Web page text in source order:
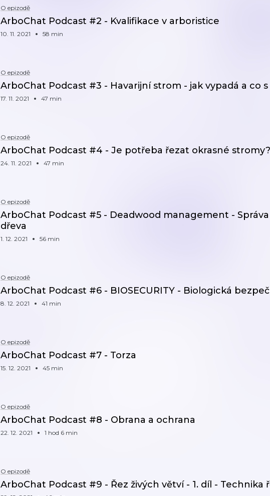
O epizodě
ArboChat Podcast #2 - Kvalifikace v arboristice
10. 11. 2021 58 min
O epizodě
ArboChat Podcast #3 - Havarijní strom - jak vypadá a co
17. 11. 2021 47 min
O epizodě
ArboChat Podcast #4 - Je potřeba řezat okrasné
24. 11. 2021 47 min
O epizodě
ArboChat Podcast #5 - Deadwood management -
dřeva
1. 12. 2021 56 min
O epizodě
ArboChat Podcast #6 - BIOSECURITY - Biologická
8. 12. 2021 41 min
O epizodě
ArboChat Podcast #7 - Torza
15. 12. 2021 45 min
O epizodě
ArboChat Podcast #8 - Obrana a ochrana
22. 12. 2021 1 hod 6 min
O epizodě
ArboChat Podcast #9 - Řez živých větví - 1. díl - Technika